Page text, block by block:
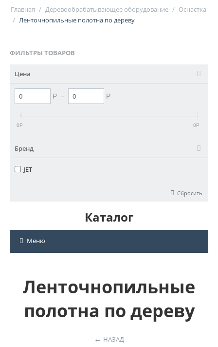
Главная / Деревообрабатывающее оборудование / Оснастка
/ Ленточнопильные полотна по дереву
ФИЛЬТРЫ ТОВАРОВ
Цена
Р – Р
0Р 0Р
Бренд
JET
Сбросить
Каталог
Меню
Ленточнопильные
полотна по дереву
НАЗАД